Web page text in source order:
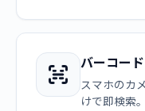
バーコー
スマホのカ
けで即検索